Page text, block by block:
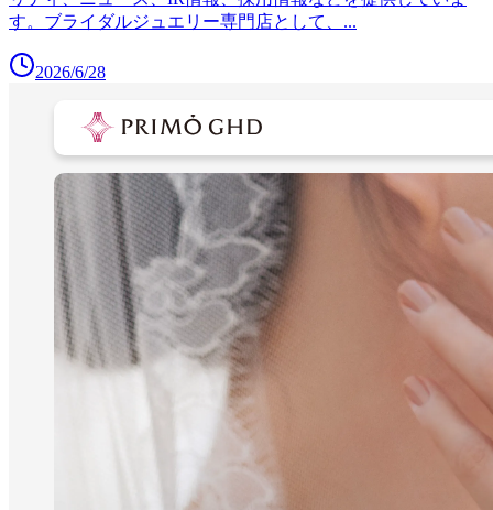
す。ブライダルジュエリー専門店として、 ...
2026/6/28